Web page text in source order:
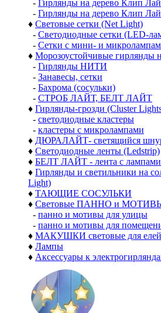
- Гирлянды на дерево Клип
- Гирлянды на дерево Клип
♦ Световые сетки (Net Light)
- Светодиодные сетки (LED-
- Сетки с мини- и
♦ Морозоустойчивые
- Гирлянды НИТИ
- Занавесы, сетки
- Бахрома (сосульки)
- СТРОБ ЛАЙТ, БЕЛТ ЛАЙТ
♦ Гирлянды-грозди (Cluster
- светодиодные кластеры
- кластеры с микролампами
♦ ДЮРАЛАЙТ- светящийся
♦ Светодиодные ленты (Ledstrip)
♦ БЕЛТ ЛАЙТ - лента с лампами
♦ Гирлянды и светильники на
Light)
♦ ТАЮЩИЕ СОСУЛЬКИ
♦ Световые ПАННО и
- панно и мотивы для улицы
- панно и мотивы для
♦ МАКУШКИ световые для елей
♦ Лампы
♦ Аксессуары к